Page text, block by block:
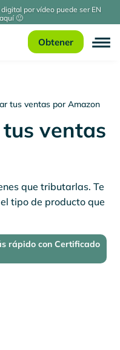
por vídeo puede ser EN
🙂
Obtener
tus ventas por Amazon
ventas
que tributarlas. Te
tipo de producto que
rápido con Certificado